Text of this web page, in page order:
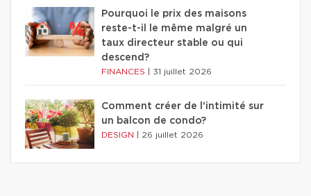
Pourquoi le prix des maisons
reste-t-il le même malgré un
taux directeur stable ou qui
descend?
FINANCES 31 juillet 2026
Comment créer de l'intimité sur
un balcon de condo?
DESIGN 26 juillet 2026